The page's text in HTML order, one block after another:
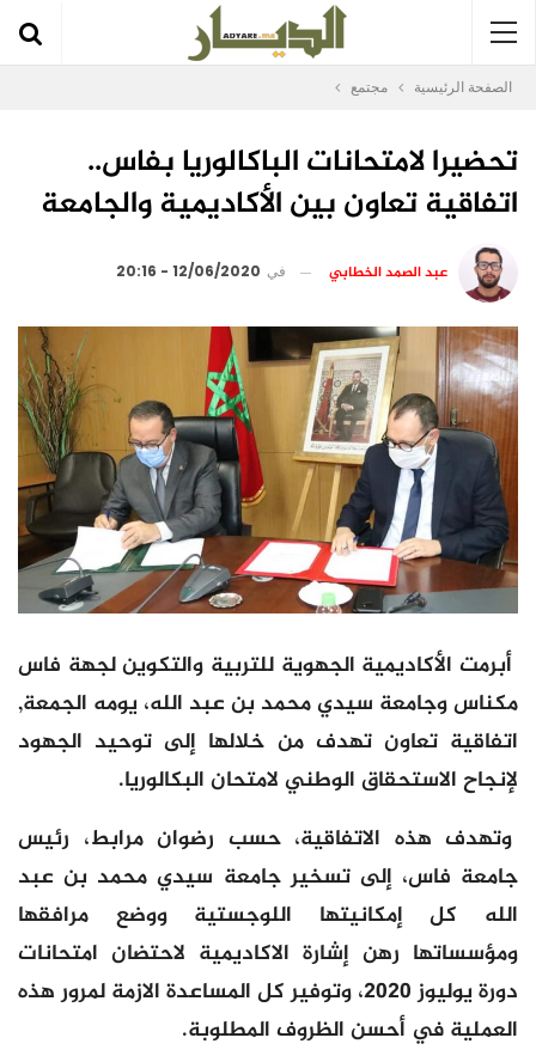
الصفحة الرئيسية مجتمع
تحضيرا لامتحانات الباكالوريا بفاس..
اتفاقية تعاون بين الأكاديمية والجامعة
عبد الصمد الخطابي في 12/06/2020 - 20:16
أبرمت الأكاديمية الجهوية للتربية والتكوين لجهة فاس
مكناس وجامعة سيدي محمد بن عبد الله، يومه الجمعة,
اتفاقية تعاون تهدف من خلالها إلى توحيد الجهود
لإنجاح الاستحقاق الوطني لامتحان البكالوريا.
وتهدف هذه الاتفاقية، حسب رضوان مرابط، رئيس
جامعة فاس، إلى تسخير جامعة سيدي محمد بن عبد
الله كل إمكانيتها اللوجستية ووضع مرافقها
ومؤسساتها رهن إشارة الاكاديمية لاحتضان امتحانات
دورة يوليوز 2020، وتوفير كل المساعدة الازمة لمرور هذه
العملية في أحسن الظروف المطلوبة.